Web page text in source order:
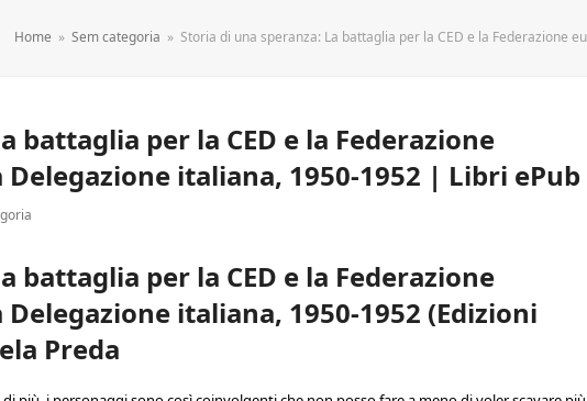
Home » Sem categoria » Storia di una speranza: La battaglia per la CED e la Federazione
battaglia per la CED e la Federazione
italiana, 1950-1952 | Libri ePub
battaglia per la CED e la Federazione
italiana, 1950-1952 (Edizioni
Preda